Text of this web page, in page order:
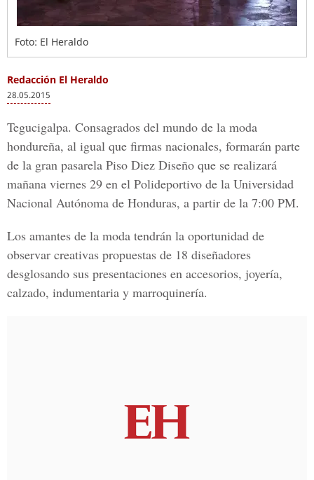
Foto: El Heraldo
Redacción El Heraldo
28.05.2015
Tegucigalpa. Consagrados del mundo de la moda
hondureña, al igual que firmas nacionales, formarán parte
de la gran pasarela Piso Diez Diseño que se realizará
mañana viernes 29 en el Polideportivo de la Universidad
Nacional Autónoma de Honduras, a partir de la 7:00 PM.
Los amantes de la moda tendrán la oportunidad de
observar creativas propuestas de 18 diseñadores
desglosando sus presentaciones en accesorios, joyería,
calzado, indumentaria y marroquinería.